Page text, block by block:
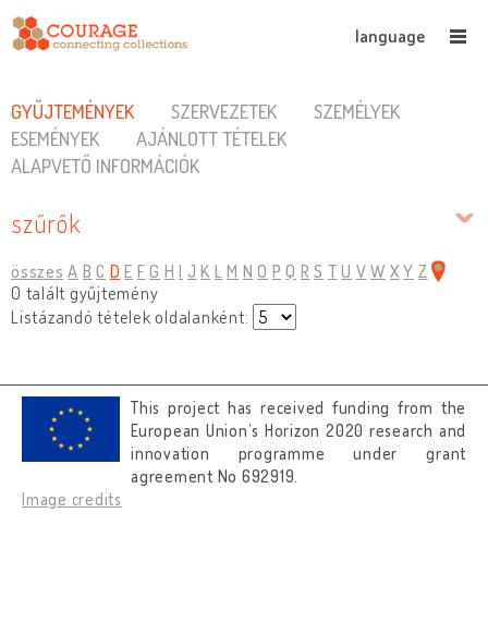
language
GYŰJTEMÉNYEK SZERVEZETEK
SZEMÉLYEK
ESEMÉNYEK
AJÁNLOTT TÉTELEK
ALAPVETŐ INFORMÁCIÓK
szűrők
összes A B C D E F G H I J K L M N O P Q R S T U V W X Y Z
0 talált gyűjtemény
Listázandó tételek oldalanként:
This project has received funding from the
European Union’s Horizon 2020 research and
innovation programme under grant
agreement No 692919.
Image credits